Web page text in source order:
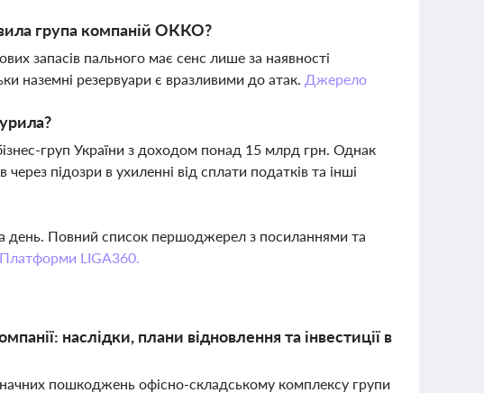
група компаній ОККО?
запасів пального має сенс лише за наявності
наземні резервуари є вразливими до атак. Джерело
груп України з доходом понад 15 млрд грн. Однак
підозри в ухиленні від сплати податків та інші
день. Повний список першоджерел з посиланнями та
Платформи LIGA360.
наслідки, плани відновлення та інвестиції в
пошкоджень офісно-складському комплексу групи